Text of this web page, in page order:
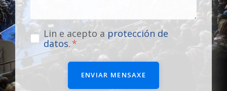
Lin e acepto a protección de
datos.
ENVIAR MENSAXE